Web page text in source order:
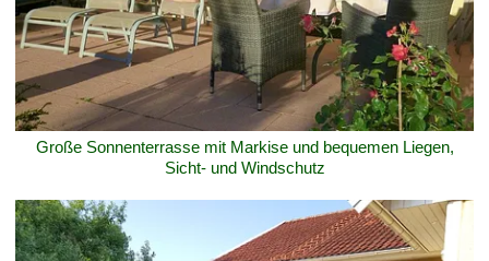
Große Sonnenterrasse mit Markise und bequemen Liegen,
Sicht- und Windschutz